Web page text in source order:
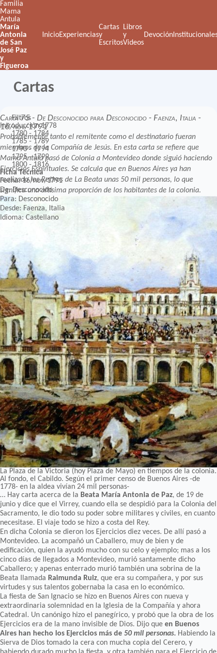
Familia
Mama
Antula
María
Antonia
de San
José Paz
y
Figueroa
InicioExperiencias
Cartas
y
Escritos
Libros
y
Videos
Devoción
Cartas
Filtros
Introducción 1778
1780 - 1784
1785 - 1789
1790 - 1794
1795 - 1799
1800 - 1816
Ficha Técnica
Fecha: 16/nov/1791
De: Desconocido
Para: Desconocido
Desde: Faenza, Italia
Idioma: Castellano
Carta 75 - De Desconocido para Desconocido - Faenza, Italia -
16/nov/1791
Probablemente tanto el remitente como el destinatario fueran
miembros de la Compañía de Jesús. En esta carta se refiere que
Mama Antula pasó de Colonia a Montevideo donde siguió haciendo
Ejercicios Espirituales. Se calcula que en Buenos Aires ya han
realizado los Retiros de La Beata unas 50 mil personas, lo que
significa una altísima proporción de los habitantes de la colonia.
La Plaza de la Victoria (hoy Plaza de Mayo) en tiempos de la colonia.
Al fondo, el Cabildo. Según el primer censo de Buenos Aires -de
1778- en la aldea vivían 24 mil personas-
… Hay carta acerca de la Beata María Antonia de Paz, de 19 de
junio y dice que el Virrey, cuando ella se despidió para la Colonia del
Sacramento, le dio todo su poder sobre militares y civiles, en cuanto
necesitase. El viaje todo se hizo a costa del Rey.
En dicha Colonia se dieron los Ejercicios diez veces. De allí pasó a
Montevideo. La acompañó un Caballero, muy de bien y de
edificación, quien la ayudó mucho con su celo y ejemplo; mas a los
cinco días de llegados a Montevideo, murió santamente dicho
Caballero; y apenas enterrado murió también una sobrina de la
Beata llamada Raimunda Ruiz, que era su compañera, y por sus
virtudes y sus talentos gobernaba la casa en lo económico.
La fiesta de San Ignacio se hizo en Buenos Aires con nueva y
extraordinaria solemnidad en la Iglesia de la Compañía y ahora
Catedral. Un canónigo hizo el panegírico, y probó que la obra de los
Ejercicios era de la mano invisible de Dios. Dijo que en Buenos
Aires han hecho los Ejercicios más de 50 mil personas. Habiendo la
Sierva de Dios tomado la cera con mucha copia del Cerero, y